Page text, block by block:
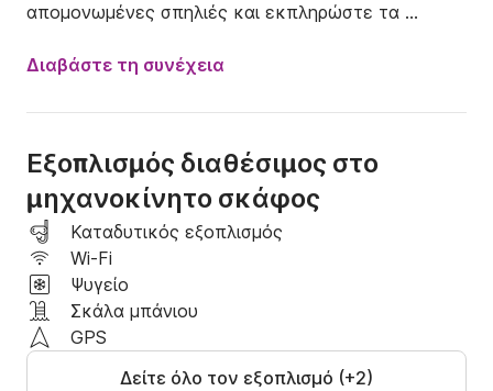
απομονωμένες σπηλιές και εκπληρώστε τα
Διαβάστε τη συνέχεια
Εξοπλισμός διαθέσιμος στο
μηχανοκίνητο σκάφος
Καταδυτικός εξοπλισμός
Wi-Fi
Ψυγείο
Σκάλα μπάνιου
GPS
Δείτε όλο τον εξοπλισμό (+2)